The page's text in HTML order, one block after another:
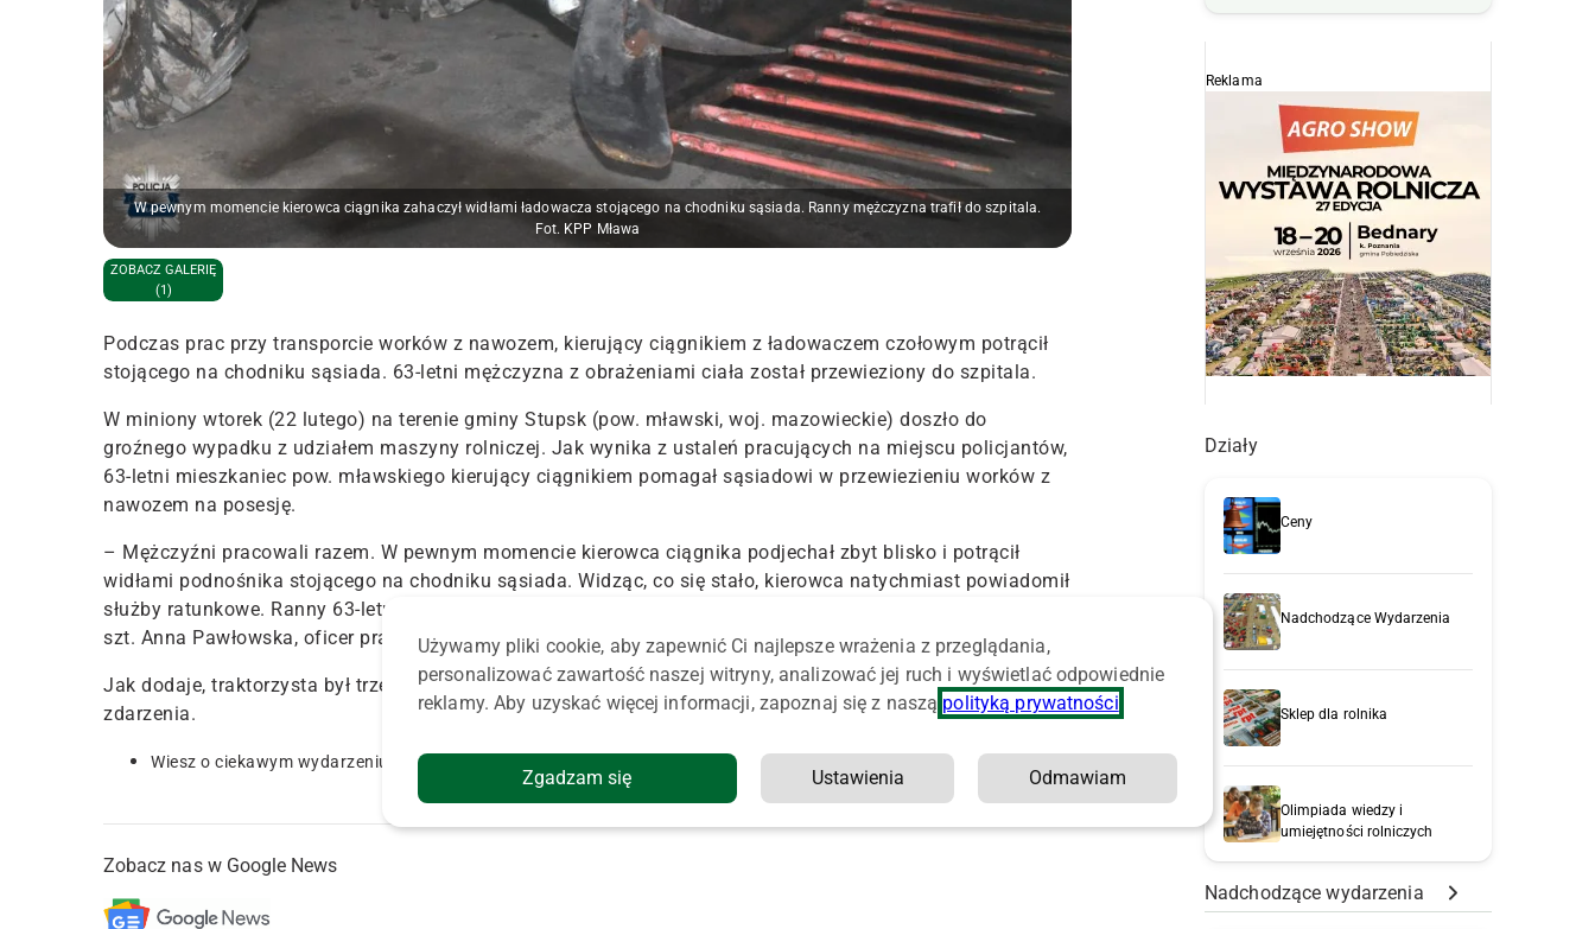
W pewnym momencie kierowca ciągnika zahaczył widłami ładowacza stojącego na chodniku sąsiada. Ranny mężczyzna trafił do szpitala.
Fot. KPP Mława
ZOBACZ GALERIĘ
(1)
Podczas prac przy transporcie worków z nawozem, kierujący ciągnikiem z ładowaczem czołowym potrącił
stojącego na chodniku sąsiada. 63-letni mężczyzna z obrażeniami ciała został przewieziony do szpitala.
W miniony wtorek (22 lutego) na terenie gminy Stupsk (pow. mławski, woj. mazowieckie) doszło do
groźnego wypadku z udziałem maszyny rolniczej. Jak wynika z ustaleń pracujących na miejscu policjantów,
63-letni mieszkaniec pow. mławskiego kierujący ciągnikiem pomagał sąsiadowi w przewiezieniu worków z
nawozem na posesję.
– Mężczyźni pracowali razem. W pewnym momencie kierowca ciągnika podjechał zbyt blisko i potrącił
widłami podnośnika stojącego na chodniku sąsiada. Widząc, co się stało, kierowca natychmiast powiadomił
służby ratunkowe. Ranny 63-letni mężczyzna został przewieziony do szpitala w Mławie – relacjonuje asp.
szt. Anna Pawłowska, oficer prasowy mławskiej Komendy Powiatowej Policji.
Jak dodaje, traktorzysta był trzeźwy. Stróże prawa prowadzą postępowanie wyjaśniające w sprawie tego
zdarzenia.
Wiesz o ciekawym wydarzeniu? Poinformuj nas o tym! Czekamy: redakcja@agropolska.pl
Zobacz nas w Google News
Reklama
Działy
Ceny
Nadchodzące Wydarzenia
Sklep dla rolnika
Olimpiada wiedzy i
umiejętności rolniczych
Nadchodzące wydarzenia
Używamy pliki cookie, aby zapewnić Ci najlepsze wrażenia z przeglądania,
personalizować zawartość naszej witryny, analizować jej ruch i wyświetlać odpowiednie
reklamy. Aby uzyskać więcej informacji, zapoznaj się z naszą polityką prywatności
Zgadzam się Ustawienia Odmawiam